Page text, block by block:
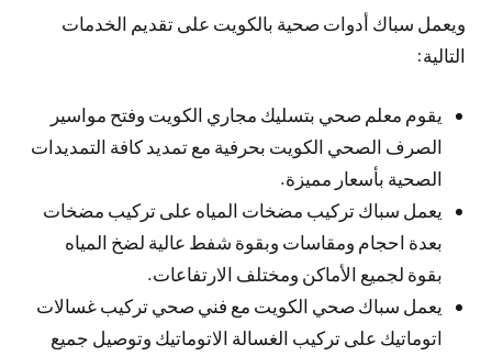
ويعمل سباك أدوات صحية بالكويت على تقديم الخدمات
التالية:
يقوم معلم صحي بتسليك مجاري الكويت وفتح مواسير
الصرف الصحي الكويت بحرفية مع تمديد كافة التمديدات
الصحية بأسعار مميزة.
يعمل سباك تركيب مضخات المياه على تركيب مضخات
بعدة احجام ومقاسات وبقوة شفط عالية لضخ المياه
بقوة لجميع الأماكن ومختلف الارتفاعات.
يعمل سباك صحي الكويت مع فني صحي تركيب غسالات
اتوماتيك على تركيب الغسالة الاتوماتيك وتوصيل جميع